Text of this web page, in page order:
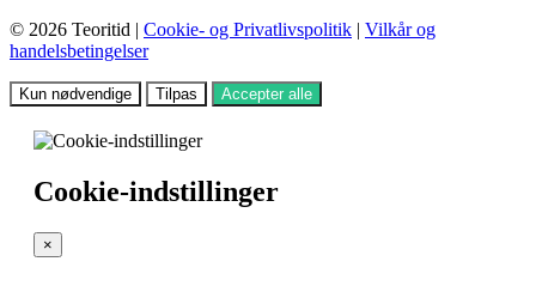
© 2026 Teoritid | Cookie- og Privatlivspolitik | Vilkår og
handelsbetingelser
Kun nødvendige Tilpas Accepter alle
Cookie-indstillinger
×